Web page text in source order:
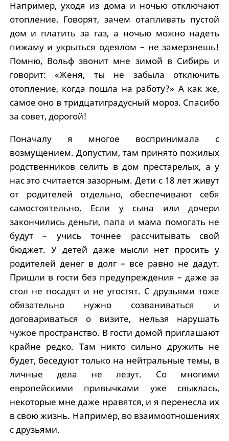
Например, уходя из дома и ночью отключают
отопление. Говорят, зачем отапливать пустой
дом и платить за газ, а ночью можно надеть
пижаму и укрыться одеялом – не замерзнешь!
Помню, Вольф звонит мне зимой в Сибирь и
говорит: «Женя, ты не забыла отключить
отопление, когда пошла на работу?» А как же,
самое оно в тридцатиградусный мороз. Спасибо
за совет, дорогой!
Поначалу я многое воспринимала с
возмущением. Допустим, там принято пожилых
родственников селить в дом престарелых, а у
нас это считается зазорным. Дети с 18 лет живут
от родителей отдельно, обеспечивают себя
самостоятельно. Если у сына или дочери
закончились деньги, папа и мама помогать не
будут – учись точнее рассчитывать свой
бюджет. У детей даже мысли нет просить у
родителей денег в долг – все равно не дадут.
Пришли в гости без предупреждения – даже за
стол не посадят и не угостят. С друзьями тоже
обязательно нужно созваниваться и
договариваться о визите, нельзя нарушать
чужое пространство. В гости домой приглашают
крайне редко. Там никто сильно дружить не
будет, беседуют только на нейтральные темы, в
личные дела не лезут. Со многими
европейскими привычками уже свыклась,
некоторые мне даже нравятся, и я перенесла их
в свою жизнь. Например, во взаимоотношениях
с друзьями.